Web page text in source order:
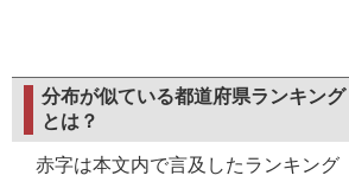
分布が似ている都道府県ランキン
とは？
赤字は本文内で言及したランキング